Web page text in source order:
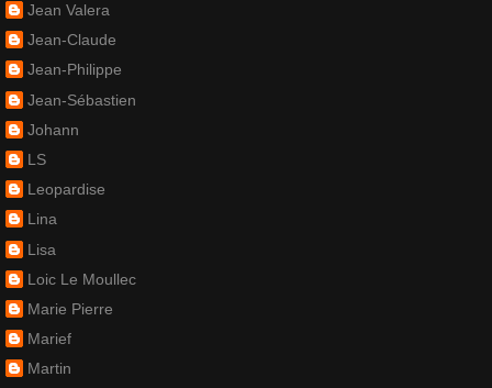
Jean Valera
Jean-Claude
Jean-Philippe
Jean-Sébastien
Johann
LS
Leopardise
Lina
Lisa
Loic Le Moullec
Marie Pierre
Marief
Martin